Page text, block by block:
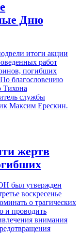
Дню
итоги акции
работ
погибших
благословению
Тихона
службы
Максим Ерескин.
жертв
был утвержден
воскресенье
о трагических
и проводить
внимания